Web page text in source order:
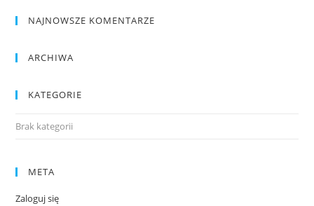
NAJNOWSZE KOMENTARZE
ARCHIWA
KATEGORIE
Brak kategorii
META
Zaloguj się